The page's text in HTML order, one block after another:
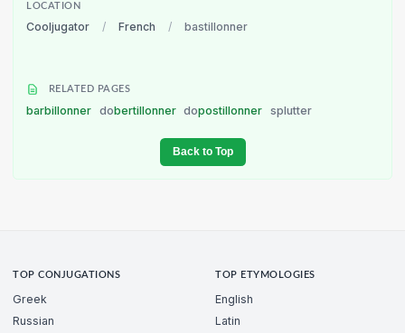
LOCATION
Cooljugator / French / bastillonner
RELATED PAGES
barbillonner dobertillonner dopostillonner splutter
Back to Top
TOP CONJUGATIONS
Greek
Russian
TOP ETYMOLOGIES
English
Latin